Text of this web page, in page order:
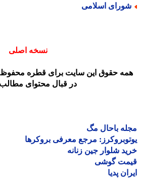
اسلامی
نسخه اصلی
حقوق این سایت برای قطره محفوظ
در قبال محتوای مطالب
باحال مگ
مرجع معرفی بروکرها
شلوار جین زنانه
گوشی
پدیا